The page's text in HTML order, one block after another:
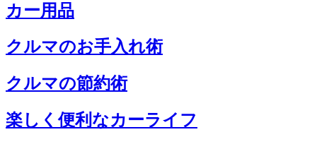
カー用品
クルマのお手入れ術
クルマの節約術
楽しく便利なカーライフ